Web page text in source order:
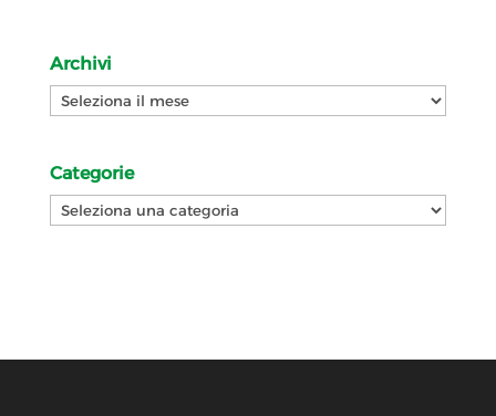
Archivi
Archivi
Categorie
Categorie